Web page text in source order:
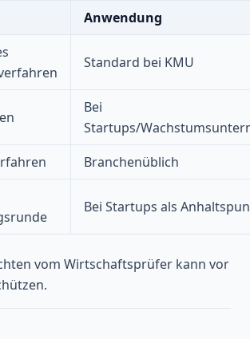
Anwendung
Standard bei KMU
Bei
Startups/
Branchenüblich
Bei Startups als
vom Wirtschaftsprüfer kann vor